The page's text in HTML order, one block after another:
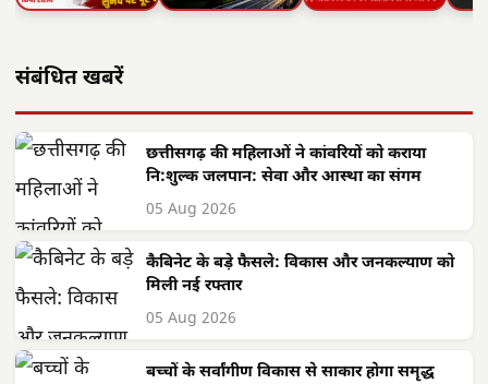
संबंधित खबरें
छत्तीसगढ़ की महिलाओं ने कांवरियों को कराया
नि:शुल्क जलपान: सेवा और आस्था का संगम
05 Aug 2026
कैबिनेट के बड़े फैसले: विकास और जनकल्याण को
मिली नई रफ्तार
05 Aug 2026
बच्चों के सर्वांगीण विकास से साकार होगा समृद्ध